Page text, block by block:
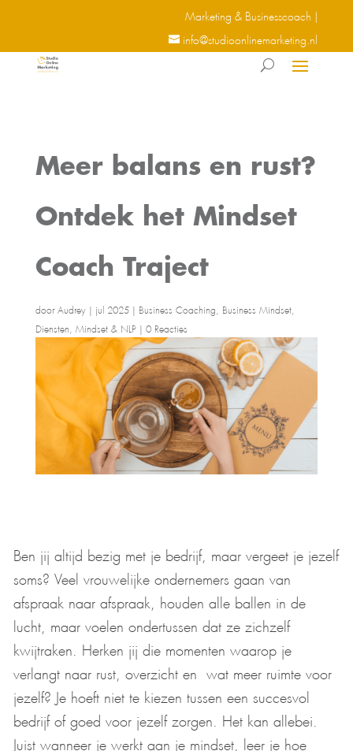
Marketing & Businesscoach |
info@studioonlinemarketing.nl
Meer balans en rust?
Ontdek het Mindset
Coach Traject
door Audrey| jul 2025| Business Coaching Business Mindset,
Diensten Mindset & NLP| 0 Reacties
Ben jij altijd bezig met je bedrijf, maar vergeet je jezelf
soms? Veel vrouwelijke ondernemers gaan van
afspraak naar afspraak, houden alle ballen in de
lucht, maar voelen ondertussen dat ze zichzelf
kwijtraken. Herken jij die momenten waarop je
verlangt naar rust, overzicht en wat meer ruimte voor
jezelf? Je hoeft niet te kiezen tussen een succesvol
bedrijf of goed voor jezelf zorgen. Het kan allebei.
Juist wanneer je werkt aan je mindset, leer je hoe